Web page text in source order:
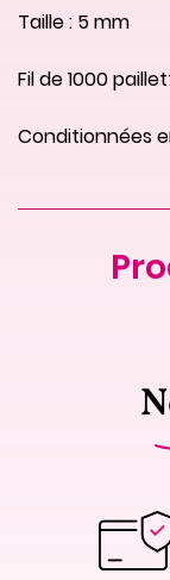
Taille : 5 mm
Fil de 1000
Conditionnées